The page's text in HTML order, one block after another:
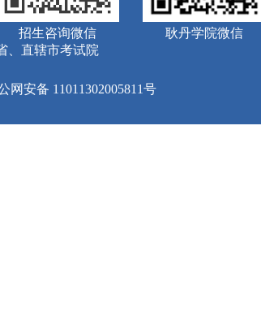
耿丹学院微信
招生咨询微信
、直辖市考试院
网安备 11011302005811号